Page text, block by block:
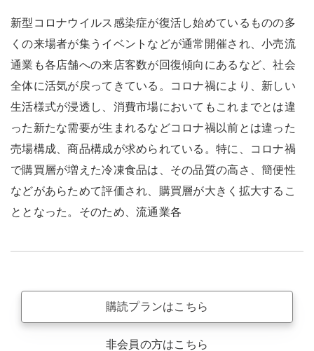
新型コロナウイルス感染症が復活し始めているものの多
くの来場者が集うイベントなどが通常開催され、小売流
通業も各店舗への来店客数が回復傾向にあるなど、社会
全体に活気が戻ってきている。コロナ禍により、新しい
生活様式が浸透し、消費市場においてもこれまでとは違
った新たな需要が生まれるなどコロナ禍以前とは違った
売場構成、商品構成が求められている。特に、コロナ禍
で購買層が増えた冷凍食品は、その品質の高さ、簡便性
などがあらためて評価され、購買層が大きく拡大するこ
ととなった。そのため、流通業各
購読プランはこちら
非会員の方はこちら